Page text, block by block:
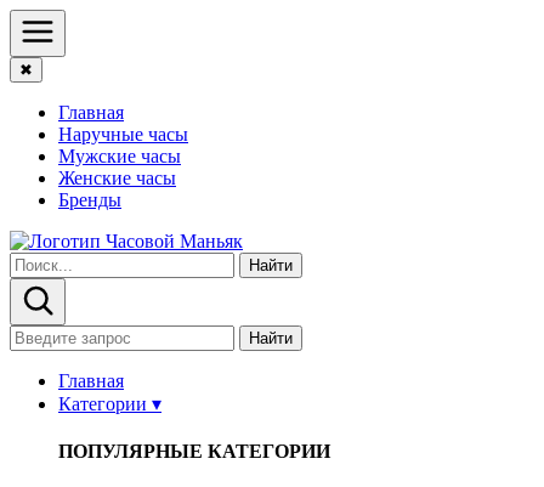
✖
Главная
Наручные часы
Мужские часы
Женские часы
Бренды
Найти
Найти
Главная
Категории ▾
ПОПУЛЯРНЫЕ КАТЕГОРИИ